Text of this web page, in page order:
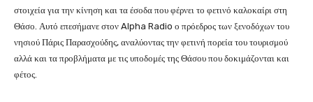
στοιχεία για την κίνηση και τα έσοδα που φέρνει το φετινό καλοκαίρι στη
Θάσο. Αυτό επεσήμανε στον Alpha Radio ο πρόεδρος των ξενοδόχων του
νησιού Πάρις Παρασχούδης, αναλύοντας την φετινή πορεία του τουρισμού
αλλά και τα προβλήματα με τις υποδομές της Θάσου που δοκιμάζονται και
φέτος.